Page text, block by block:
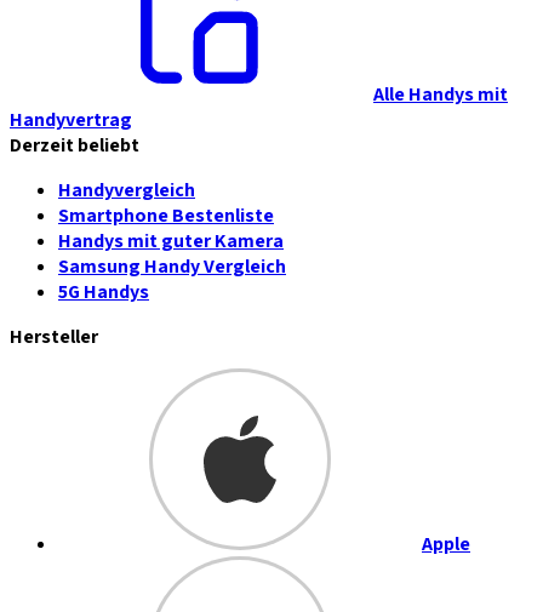
Alle Handys mit
Handyvertrag
Derzeit beliebt
Handyvergleich
Smartphone Bestenliste
Handys mit guter Kamera
Samsung Handy Vergleich
5G Handys
Hersteller
Apple